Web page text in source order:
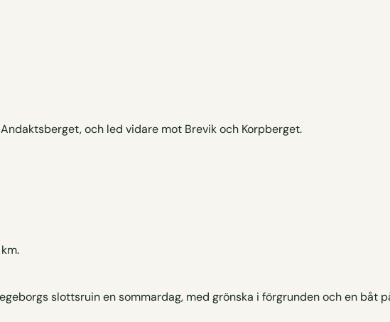
och led vidare mot Brevik och Korpberget.